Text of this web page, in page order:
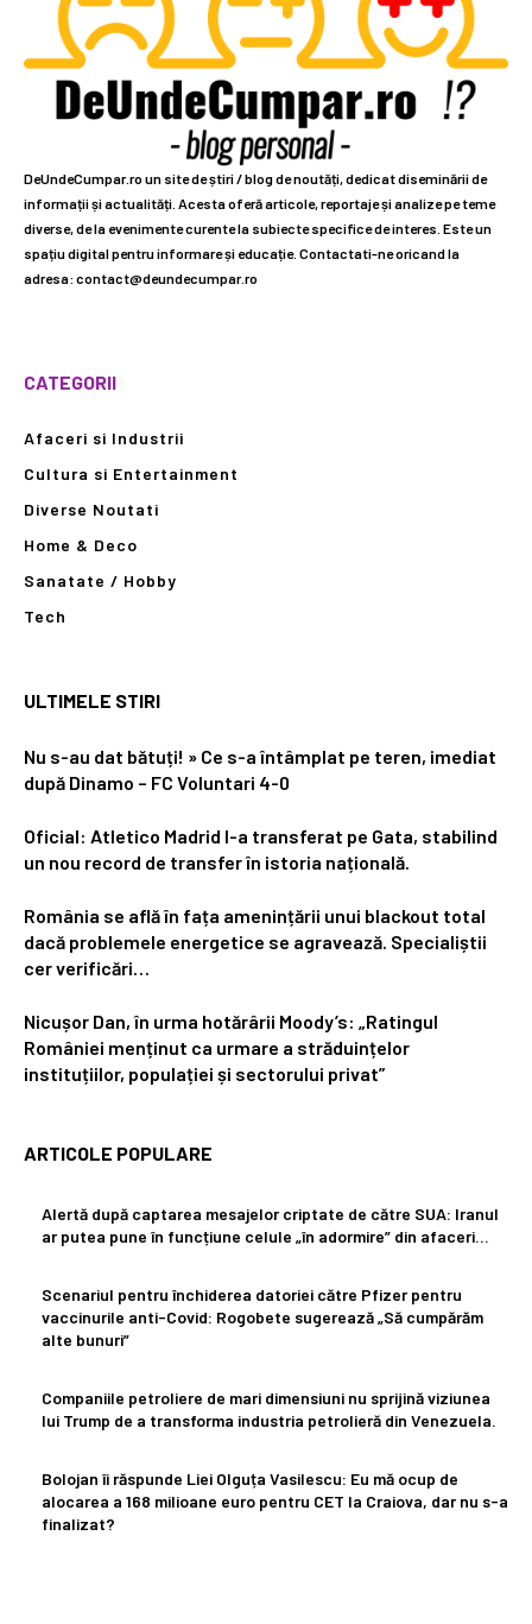
DeUndeCumpar.ro un site de știri / blog de noutăți, dedicat diseminării de
informații și actualități. Acesta oferă articole, reportaje și analize pe teme
diverse, de la evenimente curente la subiecte specifice de interes. Este un
spațiu digital pentru informare și educație. Contactati-ne oricand la
adresa: contact@deundecumpar.ro
CATEGORII
Afaceri si Industrii
Cultura si Entertainment
Diverse Noutati
Home & Deco
Sanatate / Hobby
Tech
ULTIMELE STIRI
Nu s-au dat bătuți! » Ce s-a întâmplat pe teren, imediat
după Dinamo – FC Voluntari 4-0
Oficial: Atletico Madrid l-a transferat pe Gata, stabilind
un nou record de transfer în istoria națională.
România se află în fața amenințării unui blackout total
dacă problemele energetice se agravează. Specialiștii
cer verificări…
Nicușor Dan, în urma hotărârii Moody’s: „Ratingul
României menținut ca urmare a străduințelor
instituțiilor, populației și sectorului privat”
ARTICOLE POPULARE
Alertă după captarea mesajelor criptate de către SUA: Iranul
ar putea pune în funcțiune celule „în adormire” din afaceri…
Scenariul pentru închiderea datoriei către Pfizer pentru
vaccinurile anti-Covid: Rogobete sugerează „Să cumpărăm
alte bunuri”
Companiile petroliere de mari dimensiuni nu sprijină viziunea
lui Trump de a transforma industria petrolieră din Venezuela.
Bolojan îi răspunde Liei Olguța Vasilescu: Eu mă ocup de
alocarea a 168 milioane euro pentru CET la Craiova, dar nu s-a
finalizat?